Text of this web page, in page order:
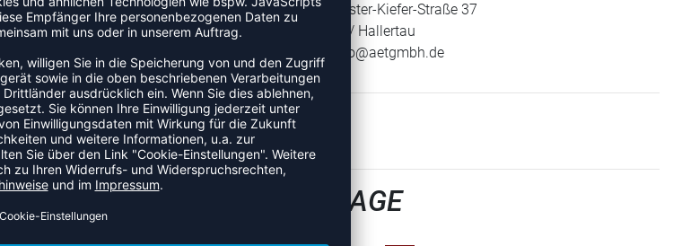
ist besonders zum Schutz vor
Bürgermeister-Kiefer-Straße 37
84072 Au / Hallertau
info@aetgmbh.de
ANGESEHEN
ELLENBOGENBANDAGE